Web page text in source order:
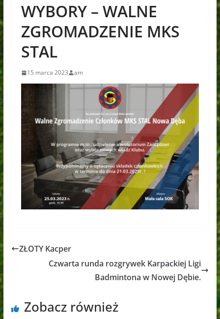
WYBORY – WALNE
ZGROMADZENIE MKS
STAL
15 marca 2023 am
ZŁOTY Kacper
Czwarta runda rozgrywek Karpackiej Ligi
Badmintona w Nowej Dębie.
Zobacz również